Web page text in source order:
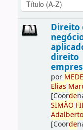
Direito
direito
por MEDE
Elias
[Coorde
SIMÃO
Adalberto
[Coorde